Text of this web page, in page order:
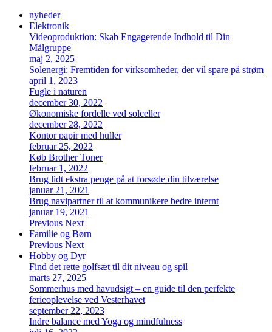
nyheder
Elektronik
Videoproduktion: Skab Engagerende Indhold til Din
Målgruppe
maj 2, 2025
Solenergi: Fremtiden for virksomheder, der vil spare på strøm
april 1, 2023
Fugle i naturen
december 30, 2022
Økonomiske fordelle ved solceller
december 28, 2022
Kontor papir med huller
februar 25, 2022
Køb Brother Toner
februar 1, 2022
Brug lidt ekstra penge på at forsøde din tilværelse
januar 21, 2021
Brug navipartner til at kommunikere bedre internt
januar 19, 2021
Previous Next
Familie og Børn
Previous Next
Hobby og Dyr
Find det rette golfsæt til dit niveau og spil
marts 27, 2025
Sommerhus med havudsigt – en guide til den perfekte
ferieoplevelse ved Vesterhavet
september 22, 2023
Indre balance med Yoga og mindfulness